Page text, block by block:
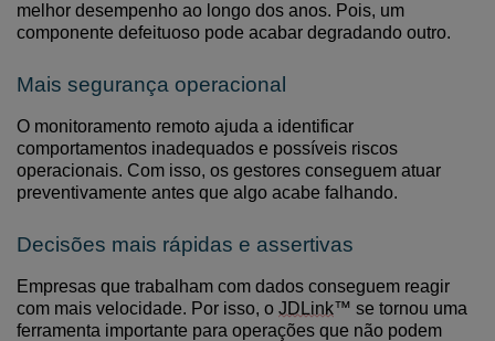
melhor desempenho ao longo dos anos. Pois, um
componente defeituoso pode acabar degradando outro.
Mais segurança operacional
O monitoramento remoto ajuda a identificar
comportamentos inadequados e possíveis riscos
operacionais. Com isso, os gestores conseguem atuar
preventivamente antes que algo acabe falhando.
Decisões mais rápidas e assertivas
Empresas que trabalham com dados conseguem reagir
com mais velocidade. Por isso, o JDLink™ se tornou uma
ferramenta importante para operações que não podem